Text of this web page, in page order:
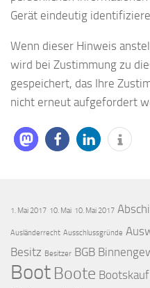
Gerät eindeutig
Wenn dieser Hinweis
wird bei Zustimmung zu
gespeichert, das Ihre
nicht erneut aufgefordert
1. Mai 2017 10. Mai 10. Mai 2017
Ausländerrecht Ausschlussgründe
Besitz Besitzer BGB
Boot Boote Bootskauf